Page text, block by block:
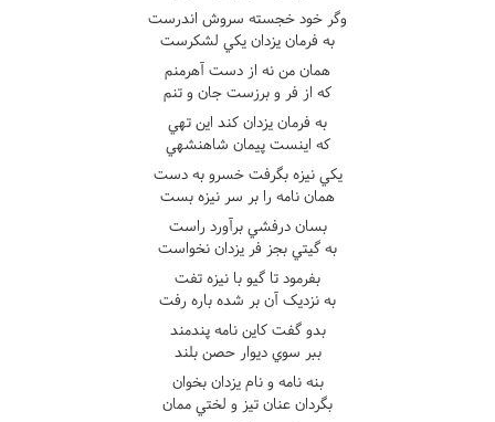
وگر خود خجسته سروش اندرست
به فرمان يزدان يکي لشکرست
همان من نه از دست آهرمنم
که از فر و برزست جان و تنم
به فرمان يزدان کند اين تهي
که اينست پيمان شاهنشهي
يکي نيزه بگرفت خسرو به دست
همان نامه را بر سر نيزه بست
بسان درفشي برآورد راست
به گيتي بجز فر يزدان نخواست
بفرمود تا گيو با نيزه تفت
به نزديک آن بر شده باره رفت
بدو گفت کاين نامه پندمند
ببر سوي ديوار حصن بلند
بنه نامه و نام يزدان بخوان
بگردان عنان تيز و لختي ممان